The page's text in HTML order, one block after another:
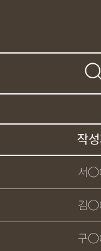
작
서
김
구